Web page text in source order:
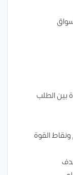
بين الطلب
القوة